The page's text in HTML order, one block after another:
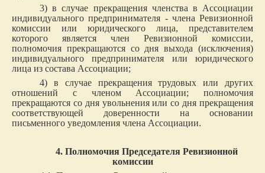
3) в случае прекращения членства в Ассоциации
индивидуального предпринимателя - члена Ревизионной
комиссии или юридического лица, представителем
которого является член Ревизионной комиссии,
полномочия прекращаются со дня выхода (исключения)
индивидуального предпринимателя или юридического
лица из состава Ассоциации;
4) в случае прекращения трудовых или других
отношений с членом Ассоциации; полномочия
прекращаются со дня увольнения или со дня прекращения
соответствующей доверенности на основании
письменного уведомления члена Ассоциации.
4. Полномочия Председателя Ревизионной
комиссии